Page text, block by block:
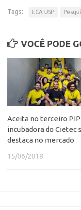
Tags: ECA USP
VOCÊ PODE
Aceita no terceiro
incubadora do Cietec
destaca no mercado
15/06/2018